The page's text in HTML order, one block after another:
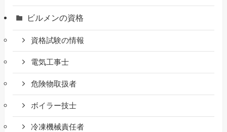
ビルメンの資格
資格試験の情報
電気工事士
危険物取扱者
ボイラー技士
冷凍機械責任者